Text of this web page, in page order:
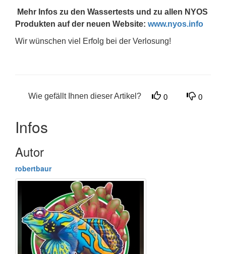
Mehr Infos zu den Wassertests und zu allen NYOS
Produkten auf der neuen Website: www.nyos.info
Wir wünschen viel Erfolg bei der Verlosung!
Wie gefällt Ihnen dieser Artikel? 0 0
Infos
Autor
robertbaur